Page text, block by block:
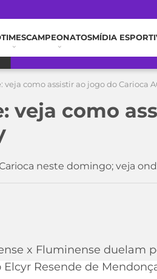
TIMESCAMPEONATOSMÍDIA
como assistir ao jogo do Carioca
veja como
neste domingo; veja
x Fluminense duelam
Resende de